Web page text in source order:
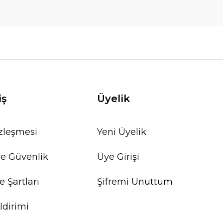
Güvenlik
Şartları
Üyelik
Yeni Üyelik
Üye Girişi
Şifremi Unuttum